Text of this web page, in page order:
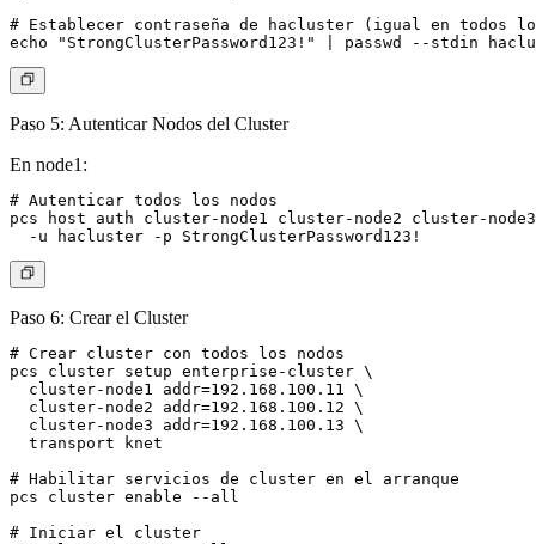
# Establecer contraseña de hacluster (igual en todos
Paso 5: Autenticar Nodos del Cluster
En node1:
# Autenticar todos los nodos
pcs host auth cluster-node1 cluster-node2 cluster-
Paso 6: Crear el Cluster
# Crear cluster con todos los nodos
pcs cluster setup enterprise-cluster \
  cluster-node1 addr=192.168.100.11 \
  cluster-node2 addr=192.168.100.12 \
  cluster-node3 addr=192.168.100.13 \
  transport knet
# Habilitar servicios de cluster en el arranque
pcs cluster enable --all
# Iniciar el cluster